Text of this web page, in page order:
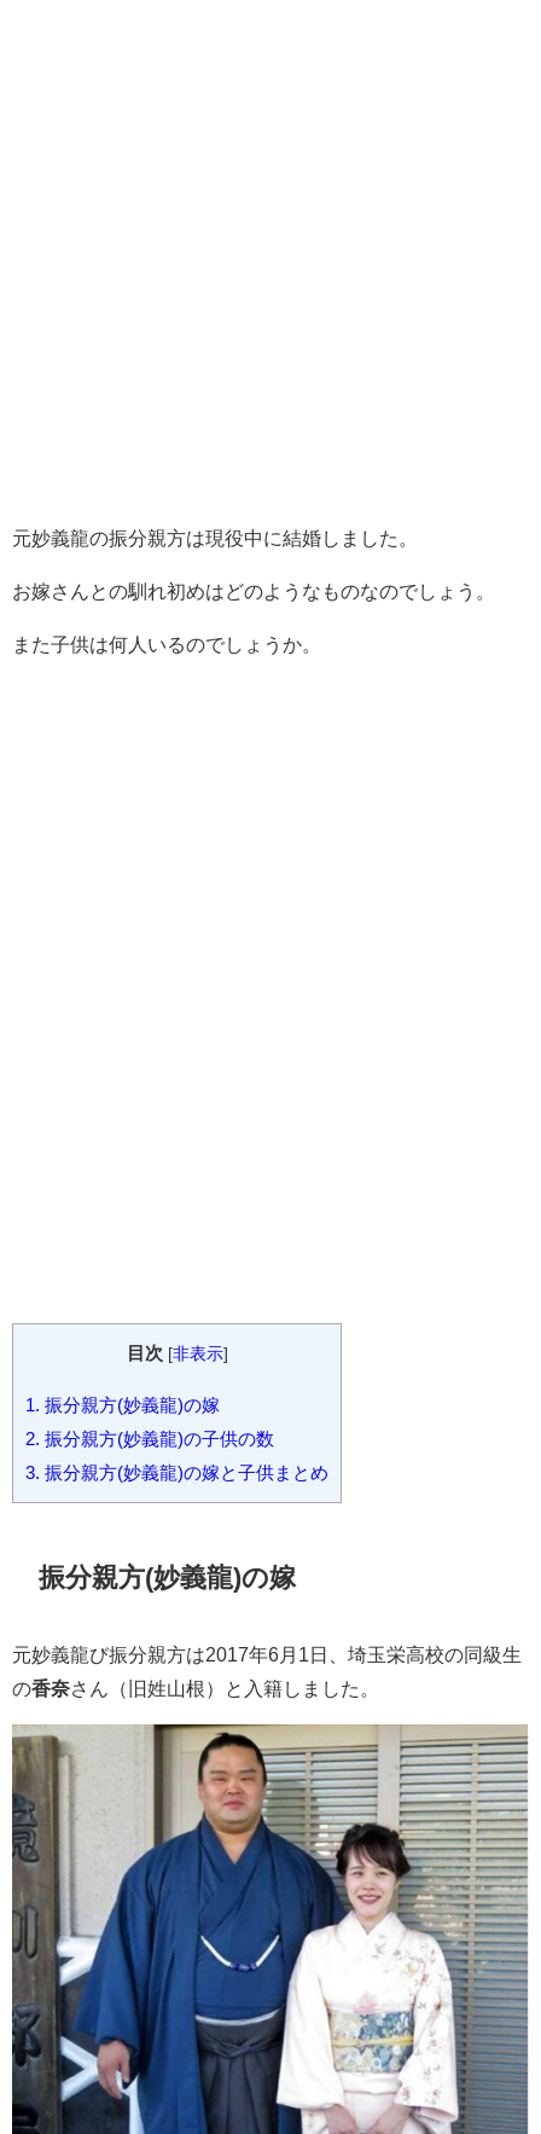
元妙義龍の振分親方は現役中に結婚しました。
お嫁さんとの馴れ初めはどのようなものなのでしょう。
また子供は何人いるのでしょうか。
目次 [非表示]
1. 振分親方(妙義龍)の嫁
2. 振分親方(妙義龍)の子供の数
3. 振分親方(妙義龍)の嫁と子供まとめ
振分親方(妙義龍)の嫁
元妙義龍び振分親方は2017年6月1日、埼玉栄高校の同級生
の香奈さん（旧姓山根）と入籍しました。